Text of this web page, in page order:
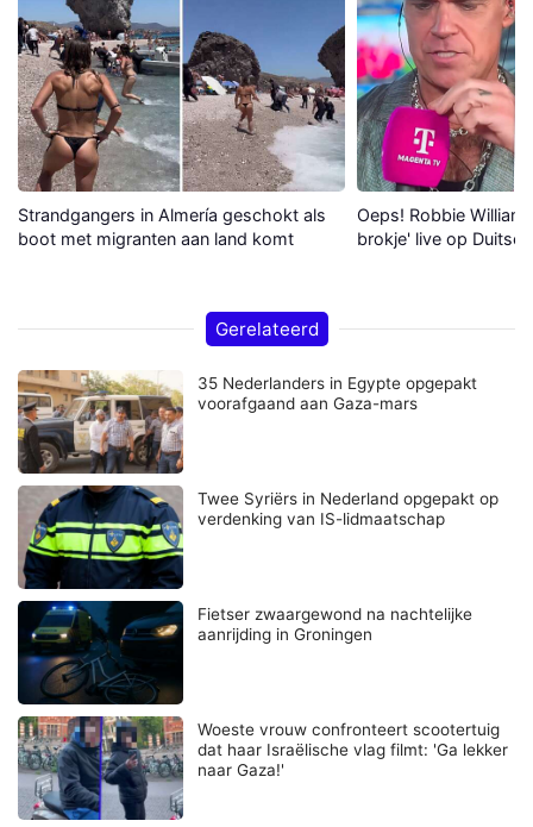
Strandgangers in Almería geschokt als
boot met migranten aan land komt
Oeps! Robbie
brokje' live op Duitse
Gerelateerd
35 Nederlanders in Egypte opgepakt
voorafgaand aan Gaza-mars
Twee Syriërs in Nederland opgepakt op
verdenking van IS-lidmaatschap
Fietser zwaargewond na nachtelijke
aanrijding in Groningen
Woeste vrouw confronteert scootertuig
dat haar Israëlische vlag filmt: 'Ga lekker
naar Gaza!'